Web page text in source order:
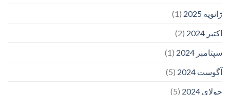
ژانویه 2025
(1)
اکتبر 2024
(2)
سپتامبر 2024
(1)
آگوست 2024
(5)
جولای 2024
(5)